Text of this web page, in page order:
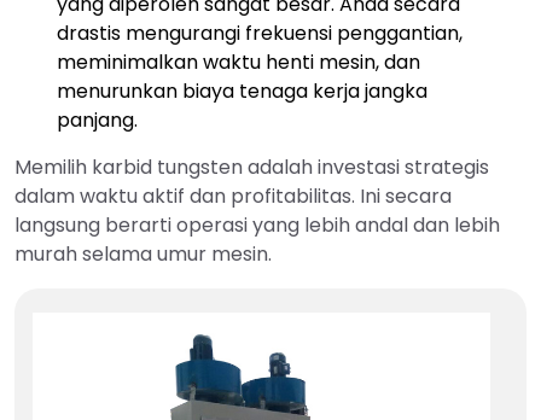
drastis mengurangi frekuensi penggantian,
meminimalkan waktu henti mesin, dan
menurunkan biaya tenaga kerja jangka
panjang.
Memilih karbid tungsten adalah investasi strategis
dalam waktu aktif dan profitabilitas. Ini secara
langsung berarti operasi yang lebih andal dan lebih
murah selama umur mesin.